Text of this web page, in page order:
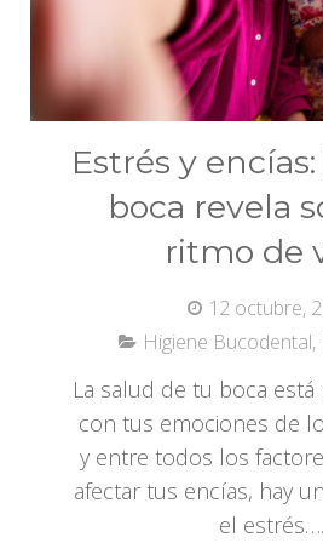
Estrés y
boca revela
ritmo de
12 octubre,
Higiene Bucodental,
La salud de tu boca está
con tus emociones de
y entre todos los
afectar tus encías, hay
el estrés….